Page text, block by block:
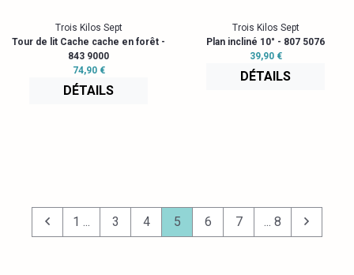
Trois Kilos Sept
Tour de lit Cache cache en forêt -
843 9000
74,90 €
DÉTAILS
Trois Kilos Sept
Plan incliné 10° - 807 5076
39,90 €
DÉTAILS
1 ... 3 4 5 6 7 ... 8